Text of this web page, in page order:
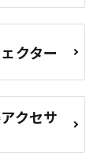
クター
クセサ